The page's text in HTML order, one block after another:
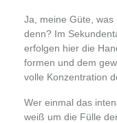
Ja, meine Güte, was
denn? Im
erfolgen hier die
formen und dem
volle Konzentration
Wer einmal das
weiß um die Fülle